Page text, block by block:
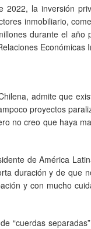
la inversión
inmobiliario,
durante el
Económicas
admite que
proyectos
no creo que haya
de América
duración y de que
y con mucho
“cuerdas